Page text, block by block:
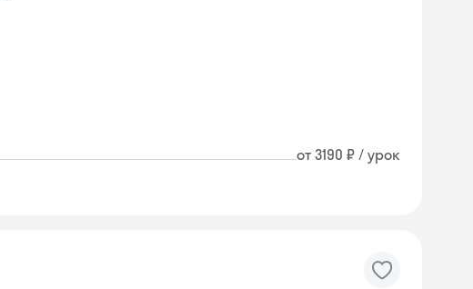
от 3190 ₽ / урок